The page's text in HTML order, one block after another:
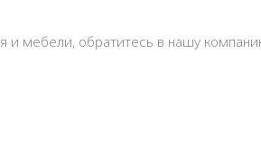
и мебели, обратитесь в нашу